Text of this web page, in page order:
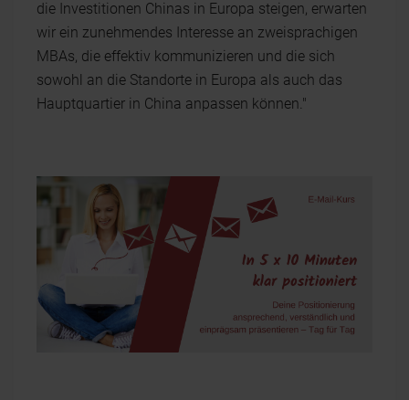
die Investitionen Chinas in Europa steigen, erwarten
wir ein zunehmendes Interesse an zweisprachigen
MBAs, die effektiv kommunizieren und die sich
sowohl an die Standorte in Europa als auch das
Hauptquartier in China anpassen können."